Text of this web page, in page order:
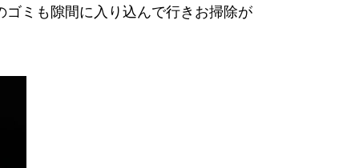
ミも隙間に入り込んで行きお掃除が